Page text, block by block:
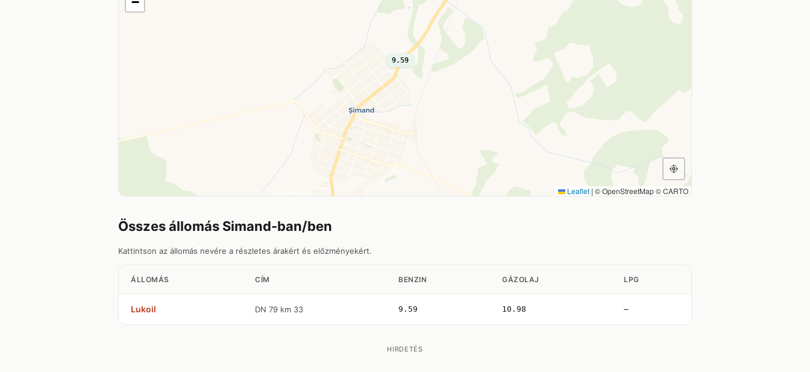
9.59
Leaflet | © OpenStreetMap © CARTO
Összes állomás Simand-ban/ben
Kattintson az állomás nevére a részletes árakért és előzményekért.
ÁLLOMÁS CÍM BENZIN GÁZOLAJ LPG
Lukoil DN 79 km 33 9.59 10.98 —
HIRDETÉS